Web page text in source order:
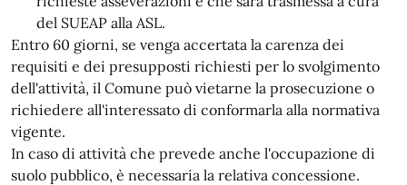
del SUEAP alla ASL.
Entro 60 giorni, se venga accertata la carenza dei
requisiti e dei presupposti richiesti per lo svolgimento
dell'attività, il Comune può vietarne la prosecuzione o
richiedere all'interessato di conformarla alla normativa
vigente.
In caso di attività che prevede anche l'occupazione di
suolo pubblico, è necessaria la relativa concessione.